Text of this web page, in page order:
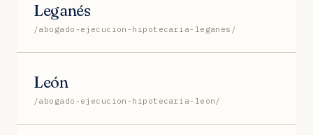
Leganés
/abogado-ejecucion-hipotecaria-leganes/
León
/abogado-ejecucion-hipotecaria-leon/